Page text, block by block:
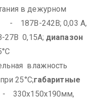
в дежурном
242В; 0,03 А,
0,15А; диапазон
влажность
25°С;габаритные